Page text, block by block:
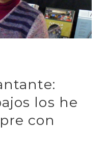
los he
con